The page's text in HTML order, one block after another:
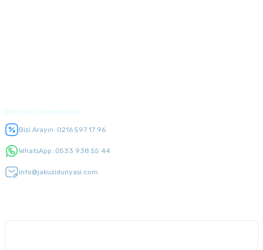
Bizi Arayın :0216 597 17 96
WhatsApp :0533 938 55 44
info@jakuzidunyasi.com